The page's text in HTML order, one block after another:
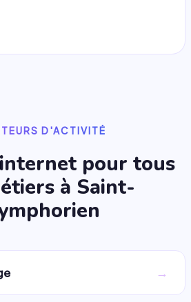
D'ACTIVITÉ
pour tous
à Saint-
→